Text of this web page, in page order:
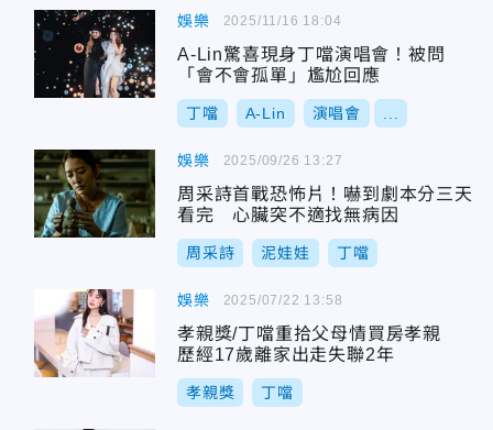
娛樂
A-Lin驚喜現身丁噹演唱會！被問
「會不會孤單」尷尬回應
丁噹 A-Lin 演唱會
2025/11/16 18:04
娛樂
周采詩首戰恐怖片！嚇到劇本分三天
看完 心臟突不適找無病因
周采詩 泥娃娃 丁噹
2025/09/26 13:27
娛樂
孝親獎/丁噹重拾父母情買房孝親
歷經17歲離家出走失聯2年
孝親獎 丁噹
2025/07/22 13:58